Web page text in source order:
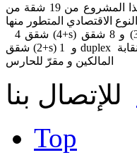
يتكون هذا المشروع من 19 شقة من
4 شقق (4+s) و 8 شقق (3+s) و 6
شقق (2+s) و 1 duplex و مقرّ لنقابة
المالكين و مقرّ للحارس
Top